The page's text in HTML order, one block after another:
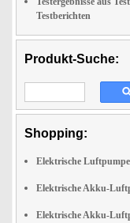
Testberichten
Produkt-Suche:
Shopping:
Elektrische Luftpumpe
Elektrische Akku-
Elektrische Akku-